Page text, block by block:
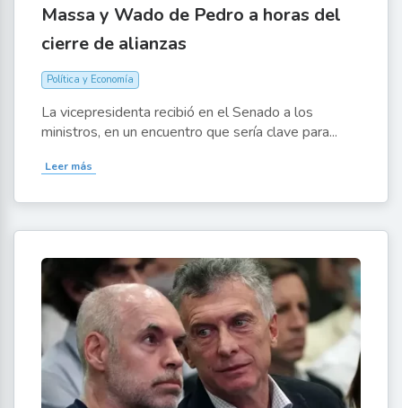
Massa y Wado de Pedro a horas del
cierre de alianzas
Política y Economía
La vicepresidenta recibió en el Senado a los
ministros, en un encuentro que sería clave para...
Leer más